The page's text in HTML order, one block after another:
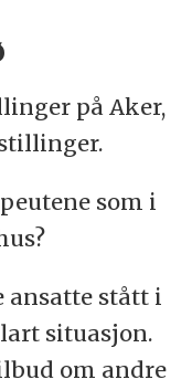
på Aker,
som i
ansatte stått i
situasjon.
om andre